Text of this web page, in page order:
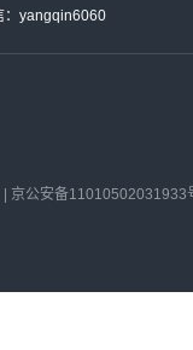
：yangqin6060
京公安备11010502031933